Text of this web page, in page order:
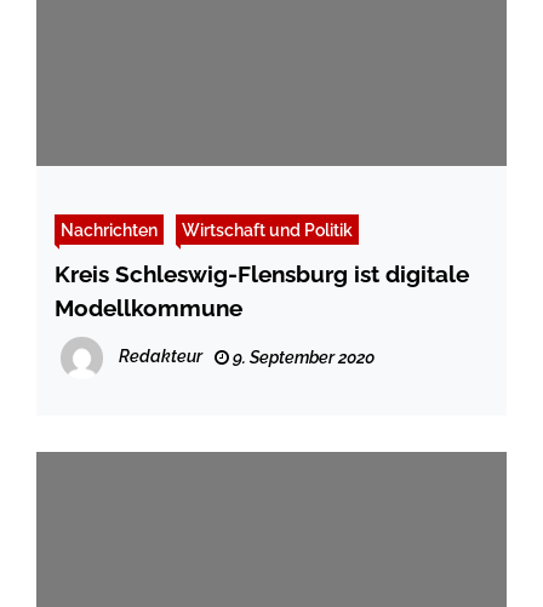
Nachrichten Wirtschaft und Politik
Kreis Schleswig-Flensburg ist digitale
Modellkommune
Redakteur 9. September 2020